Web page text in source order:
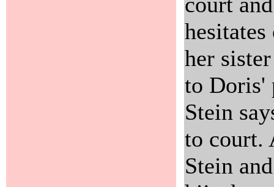
her
to Doris'
Stein
to court.
Stein